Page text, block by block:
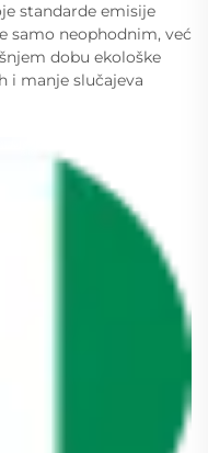
standarde emisije
samo neophodnim, već
dobu ekološke
i manje slučajeva